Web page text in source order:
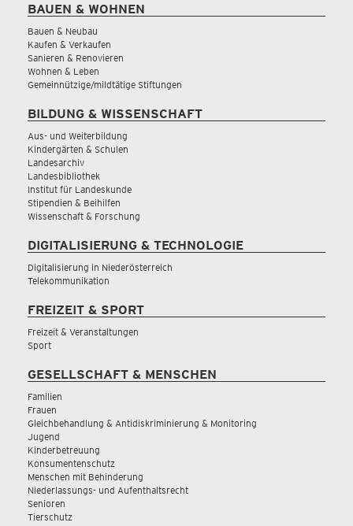
BAUEN & WOHNEN
Bauen & Neubau
Kaufen & Verkaufen
Sanieren & Renovieren
Wohnen & Leben
Gemeinnützige/mildtätige Stiftungen
BILDUNG & WISSENSCHAFT
Aus- und Weiterbildung
Kindergärten & Schulen
Landesarchiv
Landesbibliothek
Institut für Landeskunde
Stipendien & Beihilfen
Wissenschaft & Forschung
DIGITALISIERUNG & TECHNOLOGIE
Digitalisierung in Niederösterreich
Telekommunikation
FREIZEIT & SPORT
Freizeit & Veranstaltungen
Sport
GESELLSCHAFT & MENSCHEN
Familien
Frauen
Gleichbehandlung & Antidiskriminierung & Monitoring
Jugend
Kinderbetreuung
Konsumentenschutz
Menschen mit Behinderung
Niederlassungs- und Aufenthaltsrecht
Senioren
Tierschutz